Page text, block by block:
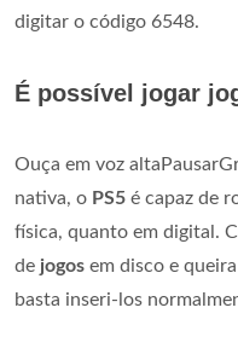
digitar o código 6548.
É possível jogar
Ouça em voz
nativa, o PS5 é capaz de
física, quanto em digital.
de jogos em disco e
basta inseri-los